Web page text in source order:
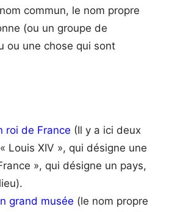
commun, le nom propre
(ou un groupe de
ou une chose qui sont
roi de France (Il y a ici deux
Louis XIV », qui désigne une
», qui désigne un pays,
grand musée (le nom propre